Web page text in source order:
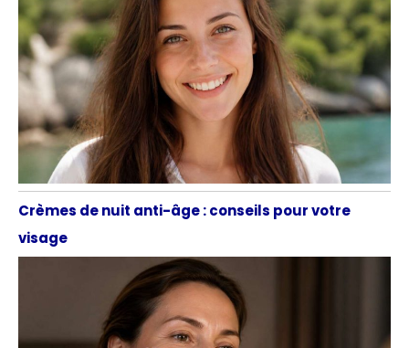
Crèmes de nuit anti-âge : conseils pour votre
visage